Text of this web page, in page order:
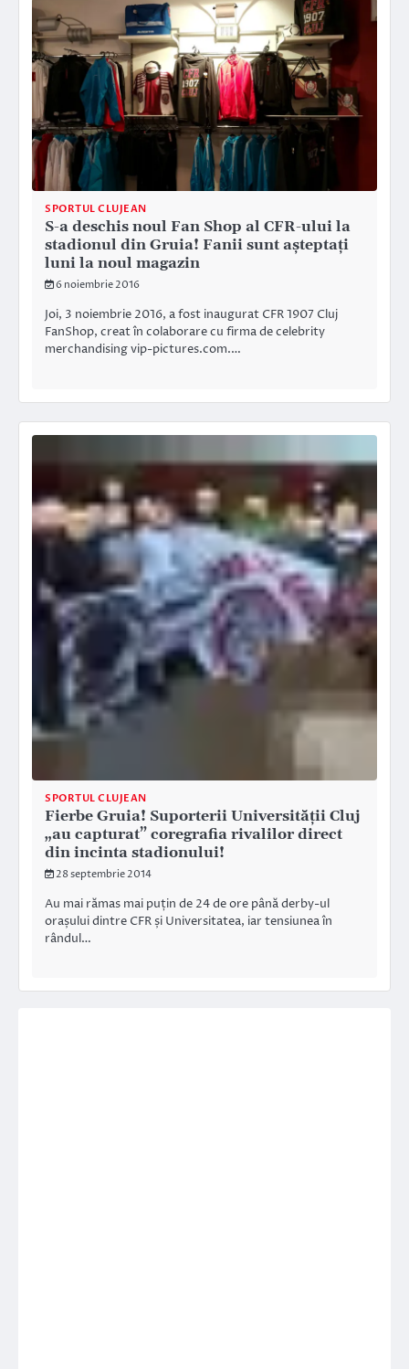
SPORTUL CLUJEAN
S-a deschis noul Fan Shop al CFR-ului la
stadionul din Gruia! Fanii sunt așteptați
luni la noul magazin
6 noiembrie 2016
Joi, 3 noiembrie 2016, a fost inaugurat CFR 1907 Cluj
FanShop, creat în colaborare cu firma de celebrity
merchandising vip-pictures.com.…
SPORTUL CLUJEAN
Fierbe Gruia! Suporterii Universității Cluj
„au capturat” coregrafia rivalilor direct
din incinta stadionului!
28 septembrie 2014
Au mai rămas mai puțin de 24 de ore până derby-ul
orașului dintre CFR și Universitatea, iar tensiunea în
rândul…